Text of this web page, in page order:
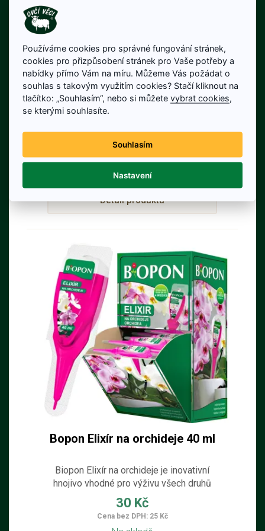
FORESTINA Univerzální
Hnojivo na rostliny 1000 ml
FORESTINA Univerzální hnojivo na
účinkujících a snadno aplikovatelných
NPK hnojiv.
79 Kč
Cena bez DPH: 65 Kč
Skladem
Detail produktu
Bopon Elixír na orchideje 40 ml
Biopon Elixír na orchideje je inovativní
hnojivo vhodné pro výživu všech druhů
orchidejí. Jeden aplikátor dodává rostlině
potřebné živiny po dobu až 4 týdnů.
Speciální složení zajišťuje dlouhodobé a
30 Kč
Cena bez DPH: 25 Kč
Používáme cookies pro správné fungování stránek,
cookies pro přizpůsobení stránek pro Vaše potřeby a
nabídky přímo Vám na míru. Můžeme Vás požádat o
souhlas s takovým využitím cookies? Stačí kliknout na
tlačítko: „Souhlasím“, nebo si můžetevybrat cookies
se kterými souhlasíte.
Souhlasím
Nastavení